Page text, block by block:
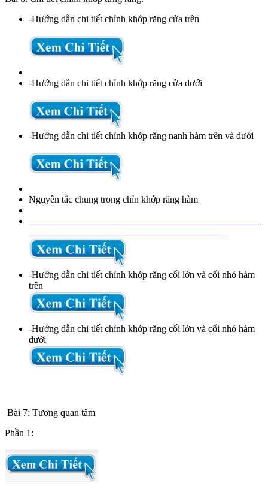
-Hướng dẫn chi tiết chỉnh khớp răng cửa trên
-Hướng dẫn chi tiết chỉnh khớp răng cửa dưới
-Hướng dẫn chi tiết chỉnh khớp răng nanh hàm trên và dưới
Nguyên tắc chung trong chỉn khớp răng hàm
-Hướng dẫn chi tiết chỉnh khớp răng cối lớn và cối nhỏ hàm
trên
-Hướng dẫn chi tiết chỉnh khớp răng cối lớn và cối nhỏ hàm
dưới
Bài 7: Tương quan tâm
Phần 1: